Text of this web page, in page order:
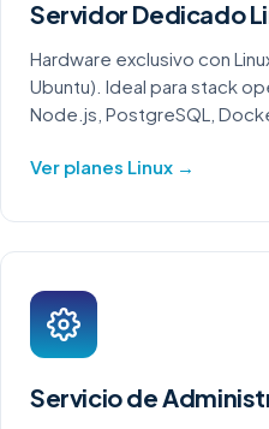
Servidor Dedicado
Hardware exclusivo con
Ubuntu). Ideal para stack
Node.js, PostgreSQL,
Ver planes Linux →
Servicio de